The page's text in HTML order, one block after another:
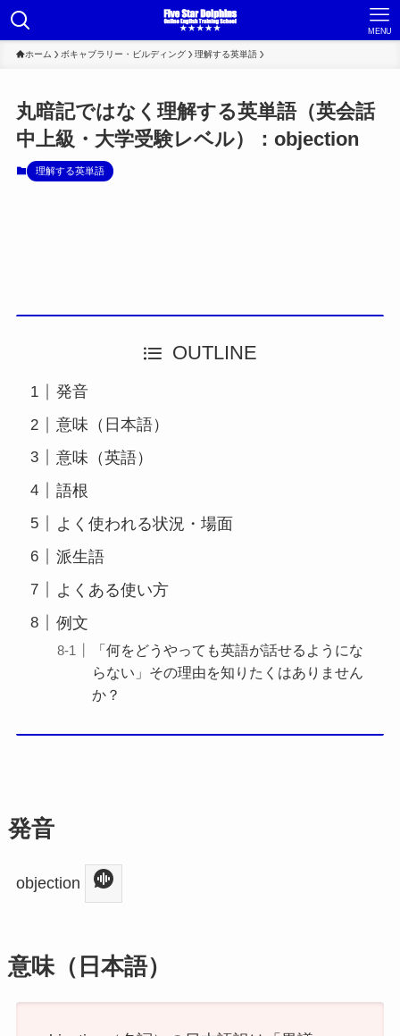
MENU
ホーム ボキャブラリー・ビルディング 理解する英単語
丸暗記ではなく理解する英単語（英会話
中上級・大学受験レベル）：objection
理解する英単語
OUTLINE
発音
意味（日本語）
意味（英語）
語根
よく使われる状況・場面
派生語
よくある使い方
例文
「何をどうやっても英語が話せるようにな
らない」その理由を知りたくはありません
か？
発音
objection
意味（日本語）